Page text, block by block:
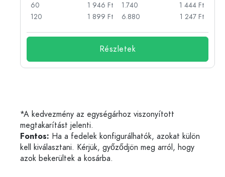
60
1 946 Ft
120
1 899 Ft
1.740
1 444 Ft
6.880
1 247 Ft
Részletek
*A kedvezmény az egységárhoz viszonyított
megtakarítást jelenti.
Fontos: Ha a fedelek konfigurálhatók, azokat külön
kell kiválasztani. Kérjük, győződjön meg arról, hogy
azok bekerültek a kosárba.